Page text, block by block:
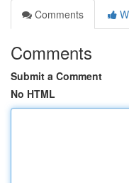
Comments
Comments
Submit a Comment
No HTML